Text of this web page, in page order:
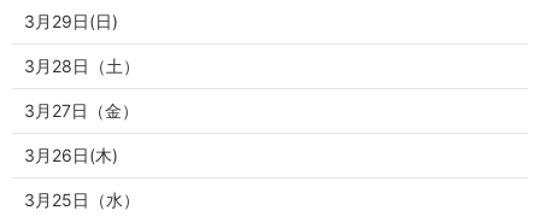
3月29日(日)
3月28日（土）
3月27日（金）
3月26日(木)
3月25日（水）